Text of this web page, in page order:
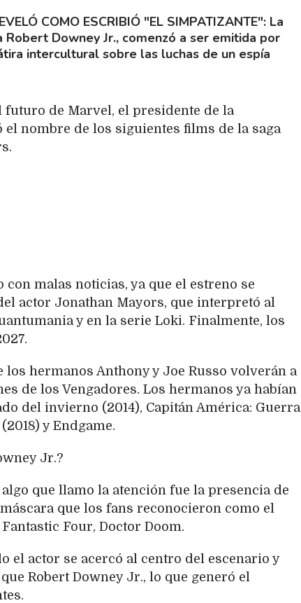
COMO ESCRIBIÓ "EL SIMPATIZANTE" La
Downey Jr., comenzó a ser emitida por
intercultural sobre las luchas de un espía
de Marvel, el presidente de la
nombre de los siguientes films de la saga
malas noticias, ya que el estreno se
actor Jonathan Mayors, que interpretó al
y en la serie Loki. Finalmente, los
hermanos Anthony y Joe Russo volverán a
de los Vengadores. Los hermanos ya habían
del invierno (2014), Capitán América: Guerra
y Endgame.
Jr.?
que llamo la atención fue la presencia de
que los fans reconocieron como el
Four, Doctor Doom.
el actor se acercó al centro del escenario y
Robert Downey Jr., lo que generó el